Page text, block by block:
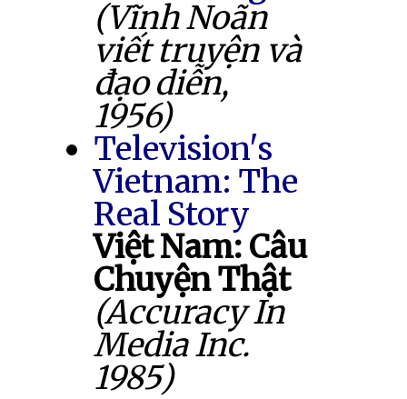
(Vĩnh Noãn
viết truyện và
đạo diễn,
1956)
Television's
Vietnam: The
Real Story
Việt Nam: Câu
Chuyện Thật
(Accuracy In
Media Inc.
1985)